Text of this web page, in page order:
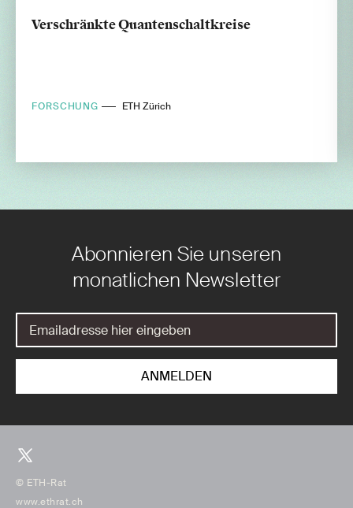
Verschränkte Quantenschaltkreise
FORSCHUNG ETH Zürich
Abonnieren Sie unseren
monatlichen Newsletter
© ETH-Rat
www.ethrat.ch